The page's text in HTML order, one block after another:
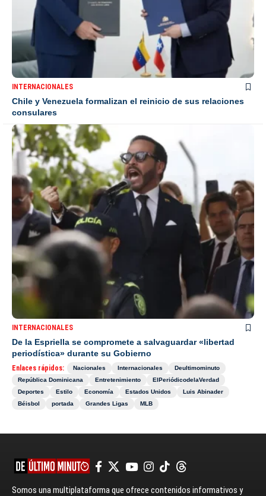
INTERNACIONALES
Chile y Venezuela formalizan el reinicio de sus relaciones
consulares
INTERNACIONALES
De la Espriella se compromete a salvaguardar «libertad
periodística» durante su Gobierno
Enlaces rápidos: Nacionales Internacionales
Deultimominuto
República Dominicana
Entretenimiento
ElPeriódicodelaVerdad
Deportes
Estilo Economía Estados Unidos
Luis Abinader
Béisbol
portada Grandes Ligas MLB
Somos una multiplataforma que ofrece contenidos informativos y